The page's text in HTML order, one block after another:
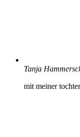
Tanja
mit meiner